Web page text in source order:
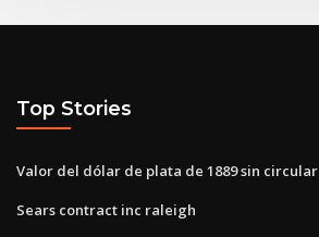
Top Stories
Valor del dólar de plata de 1889 sin circular
Sears contract inc raleigh